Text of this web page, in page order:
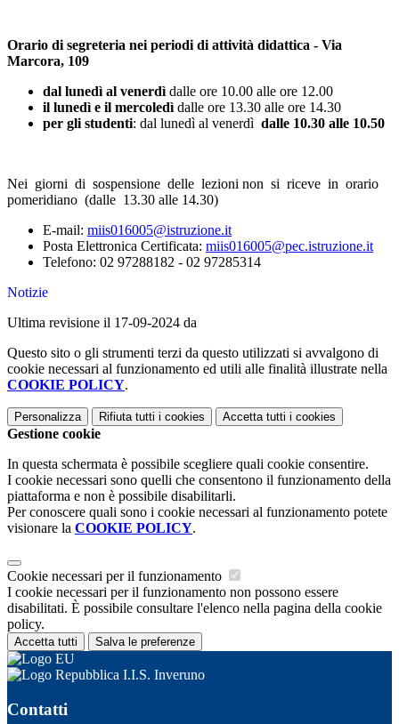
Orario di segreteria nei periodi di attività didattica - Via
Marcora, 109
dal lunedì al venerdì dalle ore 10.00 alle ore 12.00
il lunedì e il mercoledì dalle ore 13.30 alle ore 14.30
per gli studenti: dal lunedì al venerdì dalle 10.30 alle 10.50
Nei giorni di sospensione delle lezioni non si riceve in orario
pomeridiano (dalle 13.30 alle 14.30)
E-mail: miis016005@istruzione.it
Posta Elettronica Certificata: miis016005@pec.istruzione.it
Telefono: 02 97288182 - 02 97285314
Notizie
Ultima revisione il 17-09-2024 da
Questo sito o gli strumenti terzi da questo utilizzati si avvalgono di
cookie necessari al funzionamento ed utili alle finalità illustrate nella
COOKIE POLICY.
Personalizza Rifiuta tutti i cookies Accetta tutti i cookies
Gestione cookie
In questa schermata è possibile scegliere quali cookie consentire.
I cookie necessari sono quelli che consentono il funzionamento della
piattaforma e non è possibile disabilitarli.
Per conoscere quali sono i cookie necessari al funzionamento potete
visionare la COOKIE POLICY.
Cookie necessari per il funzionamento
I cookie necessari per il funzionamento non possono essere
disabilitati. È possibile consultare l'elenco nella pagina della cookie
policy.
Accetta tutti Salva le preferenze
I.I.S. Inveruno
Contatti